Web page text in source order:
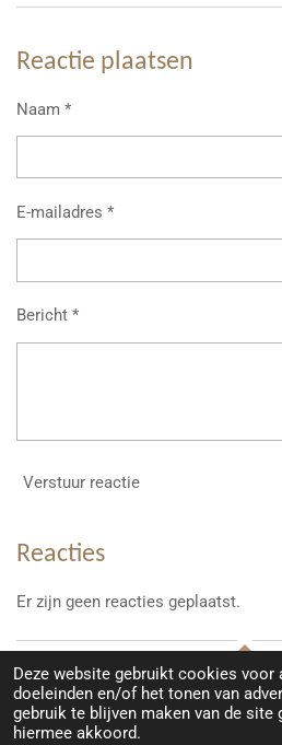
Deze website gebruikt cookies voor
doeleinden en/of het tonen van
gebruik te blijven maken van de site
hiermee akkoord.
Reactie plaatsen
Naam *
E-mailadres *
Bericht *
Verstuur reactie
Reacties
Er zijn geen reacties geplaatst.
TOP